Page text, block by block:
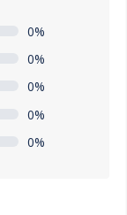
0%
0%
0%
0%
0%